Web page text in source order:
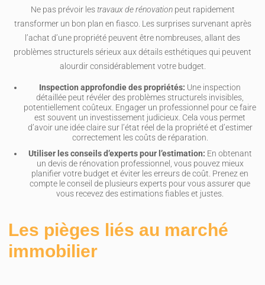
Ne pas prévoir lestravaux de rénovationpeut rapidement
transformer un bon plan en fiasco. Les surprises survenant après
l’achat d’une propriété peuvent être nombreuses, allant des
problèmes structurels sérieux aux détails esthétiques qui peuvent
alourdir considérablement votre budget.
Inspection approfondie des propriétés: Une inspection
détaillée peut révéler des problèmes structurels invisibles,
potentiellement coûteux. Engager un professionnel pour ce faire
est souvent un investissement judicieux. Cela vous permet
d’avoir une idée claire sur l’état réel de la propriété et d’estimer
correctement les coûts de réparation.
Utiliser les conseils d’experts pour l’estimation: En obtenant
un devis de rénovation professionnel, vous pouvez mieux
planifier votre budget et éviter les erreurs de coût. Prenez en
compte le conseil de plusieurs experts pour vous assurer que
vous recevez des estimations fiables et justes.
Les pièges liés au marché
immobilier